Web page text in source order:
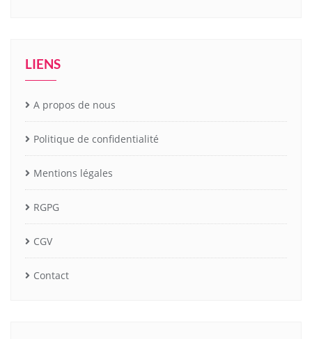
LIENS
A propos de nous
Politique de confidentialité
Mentions légales
RGPG
CGV
Contact